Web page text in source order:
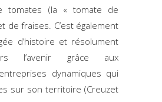
tomates (la « tomate de
de fraises. C’est également
d’histoire et résolument
l’avenir grâce aux
dynamiques qui
sur son territoire (Creuzet